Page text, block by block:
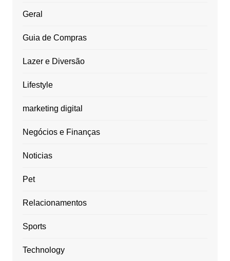
Geral
Guia de Compras
Lazer e Diversão
Lifestyle
marketing digital
Negócios e Finanças
Noticias
Pet
Relacionamentos
Sports
Technology